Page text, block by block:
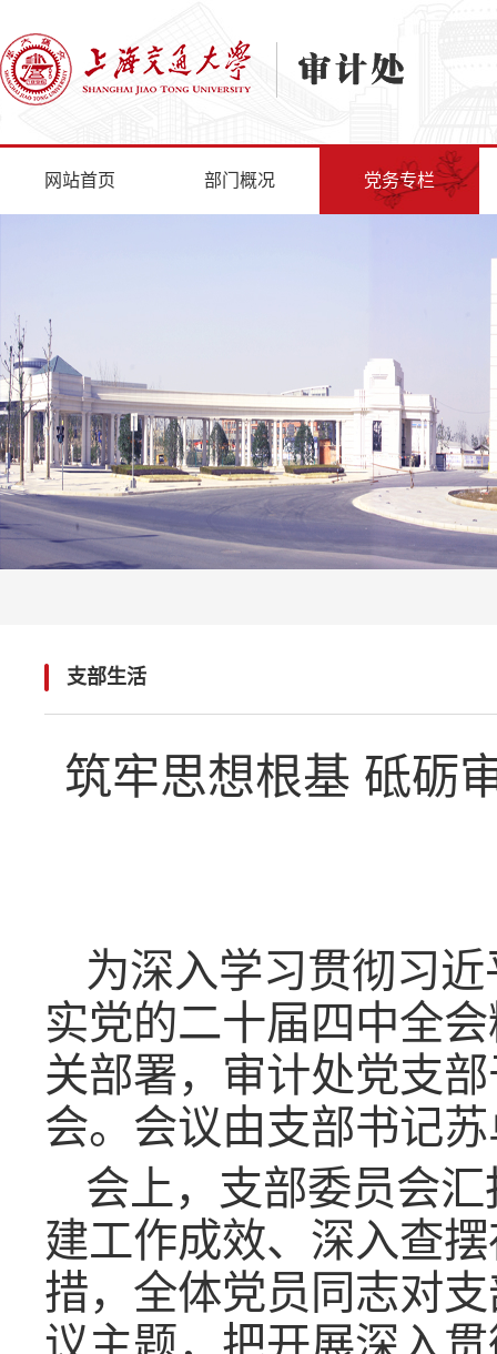
网站首页 部门概况 党务专栏
支部生活
筑牢思想根基 砥砺
为深入学习贯彻习
实党的二十届四中全
关部署，审计处党支
会。会议由支部书记
会上，支部委员会
建工作成效、深入查
措，全体党员同志对